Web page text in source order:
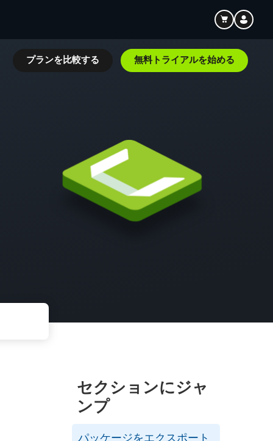
プランを比較する 無料トライアルを始める
セクションにジャ
ンプ
パッケージをエクスポート